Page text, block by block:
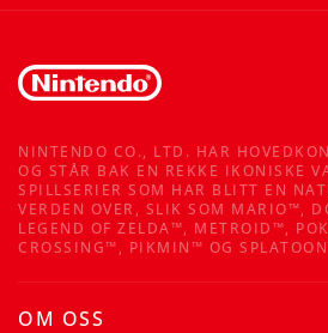
NINTENDO CO., LTD. HAR
OG STÅR BAK EN REKKE IKONISKE
SPILLSERIER SOM HAR BLITT EN
VERDEN OVER, SLIK SOM MARIO™,
LEGEND OF ZELDA™, METROID™,
CROSSING™, PIKMIN™ OG
OM OSS